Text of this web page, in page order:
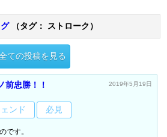
（タグ： ストローク）
ての投稿を見る
前忠勝！！ 2019年5月19日
ンド 必見
です。